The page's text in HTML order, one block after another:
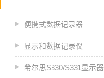
便携式数据记录器
显示和数据记录仪
希尔思S330/S331显示器数据记录仪